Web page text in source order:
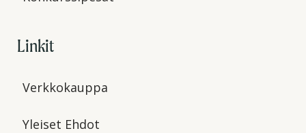
Linkit
Verkkokauppa
Yleiset Ehdot